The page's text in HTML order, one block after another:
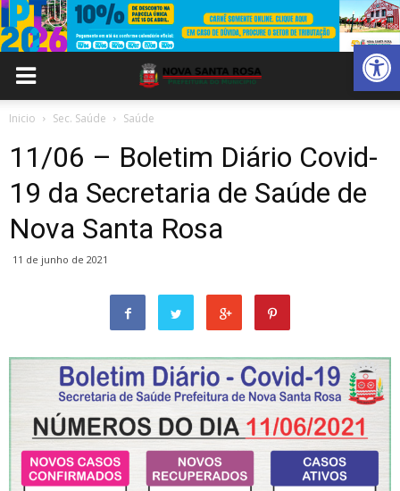
Abrir
Inicio Sec. Saúde Saúde
11/06 – Boletim Diário Covid-
19 da Secretaria de Saúde de
Nova Santa Rosa
11 de junho de 2021